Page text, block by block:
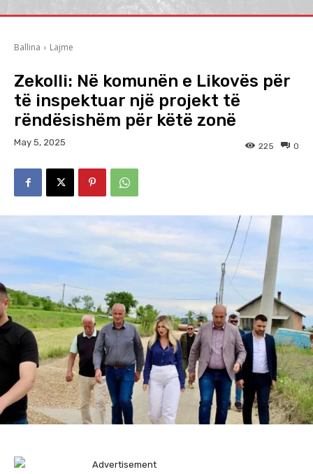
Ballina Lajme
Zekolli: Në komunën e Likovës për
të inspektuar një projekt të
rëndësishëm për këtë zonë
May 5, 2025 0
225